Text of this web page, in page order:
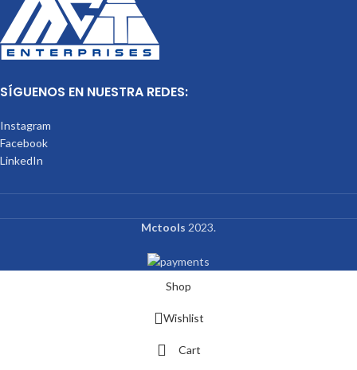
SÍGUENOS EN NUESTRA REDES:
Instagram
Facebook
LinkedIn
Mctools 2023.
Shop
Wishlist
Cart